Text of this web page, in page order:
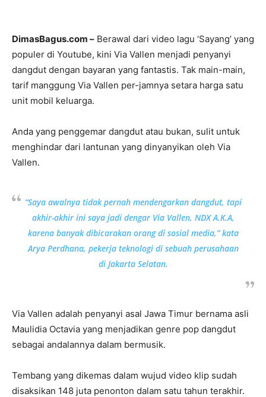
DimasBagus.com – Berawal dari video lagu ‘Sayang’ yang
populer di Youtube, kini Via Vallen menjadi penyanyi
dangdut dengan bayaran yang fantastis. Tak main-main,
tarif manggung Via Vallen per-jamnya setara harga satu
unit mobil keluarga.
Anda yang penggemar dangdut atau bukan, sulit untuk
menghindar dari lantunan yang dinyanyikan oleh Via
Vallen.
“Saya awalnya tidak pernah mendengarkan dangdut, tapi
akhir-akhir ini saya jadi dengar Via Vallen, NDX A.K.A,
karena banyak dibicarakan orang di sosial media,” kata
Arya Perdhana, pekerja teknologi di sebuah perusahaan
di Jakarta Selatan.
Via Vallen adalah penyanyi asal Jawa Timur bernama asli
Maulidia Octavia yang menjadikan genre pop dangdut
sebagai andalannya dalam bermusik.
Tembang yang dikemas dalam wujud video klip sudah
disaksikan 148 juta penonton dalam satu tahun terakhir.